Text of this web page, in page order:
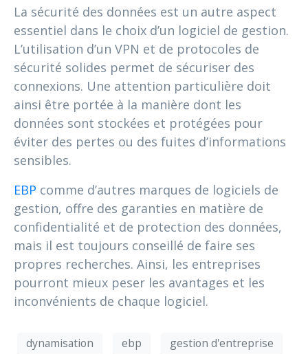
La sécurité des données est un autre aspect
essentiel dans le choix d’un logiciel de gestion.
L’utilisation d’un VPN et de protocoles de
sécurité solides permet de sécuriser des
connexions. Une attention particulière doit
ainsi être portée à la manière dont les
données sont stockées et protégées pour
éviter des pertes ou des fuites d’informations
sensibles.
EBP comme d’autres marques de logiciels de
gestion, offre des garanties en matière de
confidentialité et de protection des données,
mais il est toujours conseillé de faire ses
propres recherches. Ainsi, les entreprises
pourront mieux peser les avantages et les
inconvénients de chaque logiciel.
dynamisation ebp
gestion d'entreprise